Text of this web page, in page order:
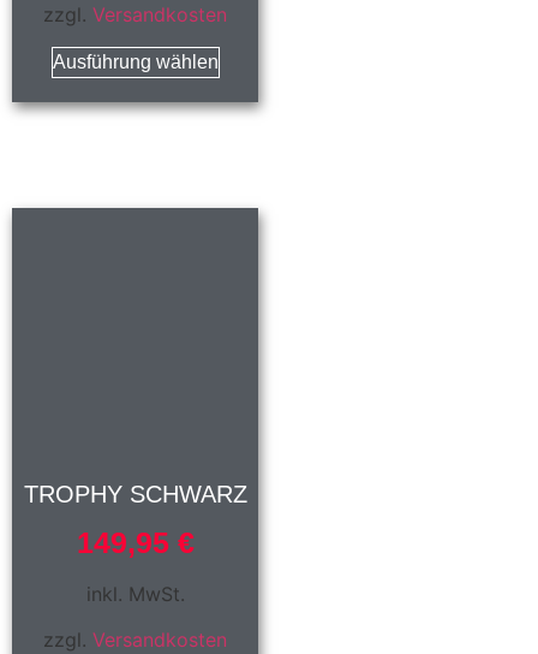
zzgl.Versandkosten
Ausführung wählen
TROPHY SCHWARZ
149,95 €
inkl. MwSt.
zzgl.Versandkosten